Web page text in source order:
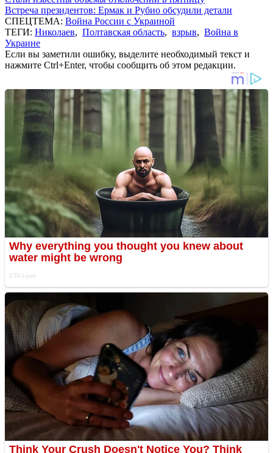
Встреча президентов: Ермак и Рубио обсудили детали
СПЕЦТЕМА: Война России с Украиной
ТЕГИ: Николаев, Полтавская область, взрыв, Война в
Украине
Если вы заметили ошибку, выделите необходимый текст и
нажмите Ctrl+Enter, чтобы сообщить об этом редакции.